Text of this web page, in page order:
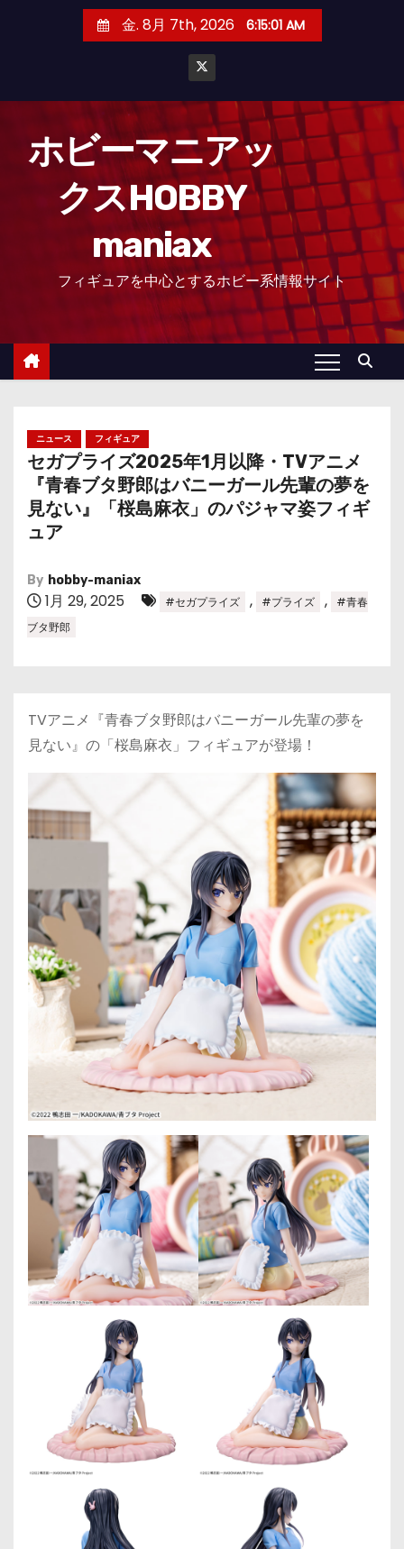
金. 8月 7th, 2026 6:15:01 AM
ホビーマニアッ
クスHOBBY
maniax
フィギュアを中心とするホビー系情報サイト
ニュース フィギュア
セガプライズ2025年1月以降・TVアニメ
『青春ブタ野郎はバニーガール先輩の夢を
見ない』「桜島麻衣」のパジャマ姿フィギ
ュア
By hobby-maniax
1月 29, 2025 #セガプライズ , #プライズ ,
#青春
ブタ野郎
TVアニメ『青春ブタ野郎はバニーガール先輩の夢を
見ない』の「桜島麻衣」フィギュアが登場！